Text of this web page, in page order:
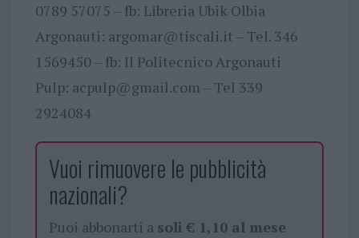
0789 57075 – fb: Libreria Ubik Olbia
Argonauti: argomar@tiscali.it – Tel. 346
1569450 – fb: Il Politecnico Argonauti
Pulp: acpulp@gmail.com – Tel 339
2924084
Vuoi rimuovere le pubblicità
nazionali?
Puoi abbonarti a soli € 1,10 al mese